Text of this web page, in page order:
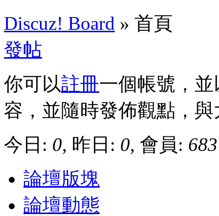
Discuz! Board » 首頁
發帖
你可以註冊一個帳號，並
容，並隨時發佈觀點，
今日: 0, 昨日: 0, 會員:
論壇版塊
論壇動態